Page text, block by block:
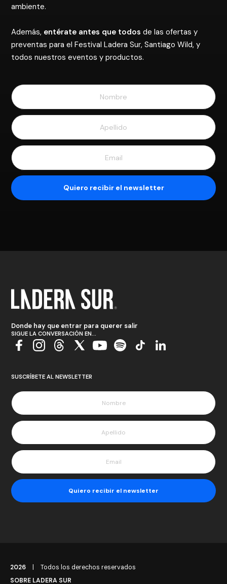
ambiente.
Además, entérate antes que todos de las ofertas y
preventas para el Festival Ladera Sur, Santiago Wild, y
todos nuestros eventos y productos.
Donde hay que entrar para querer salir
SIGUE LA CONVERSACIÓN EN...
SUSCRÍBETE AL NEWSLETTER
2026
Todos los derechos reservados
SOBRE LADERA SUR